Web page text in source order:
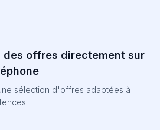
des offres directement sur
sélection d'offres adaptées à